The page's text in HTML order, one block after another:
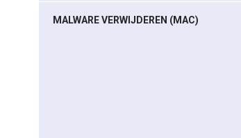
MALWARE VERWIJDEREN (MAC)